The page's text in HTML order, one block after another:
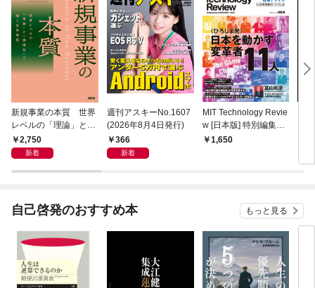
新規事業の本質 世界
レベルの「理論」と
「現場知」で描く全体
地図
2,750
新着
週刊アスキーNo.1607
(2026年8月4日発行)
366
新着
MIT Technology Revie
w [日本版] 特別編集
ポスト都市時代の社会
1,650
自己啓発のおすすめ本 もっと見る